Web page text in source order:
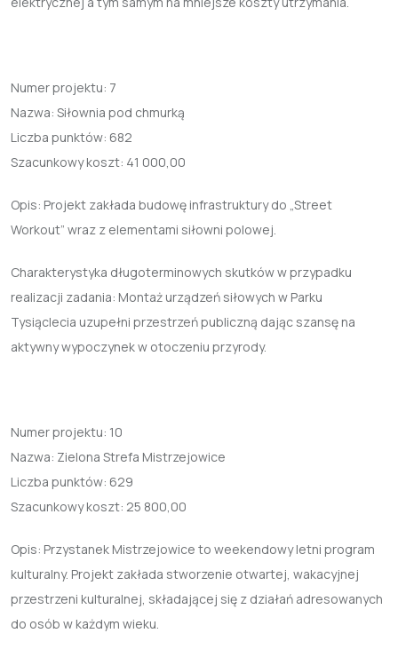
Numer projektu: 7
Nazwa: Siłownia pod chmurką
Liczba punktów: 682
Szacunkowy koszt: 41 000,00
Opis: Projekt zakłada budowę infrastruktury do „Street
Workout” wraz z elementami siłowni polowej.
Charakterystyka długoterminowych skutków w przypadku
realizacji zadania: Montaż urządzeń siłowych w Parku
Tysiąclecia uzupełni przestrzeń publiczną dając szansę na
aktywny wypoczynek w otoczeniu przyrody.
Numer projektu: 10
Nazwa: Zielona Strefa Mistrzejowice
Liczba punktów: 629
Szacunkowy koszt: 25 800,00
Opis: Przystanek Mistrzejowice to weekendowy letni program
kulturalny. Projekt zakłada stworzenie otwartej, wakacyjnej
przestrzeni kulturalnej, składającej się z działań adresowanych
do osób w każdym wieku.